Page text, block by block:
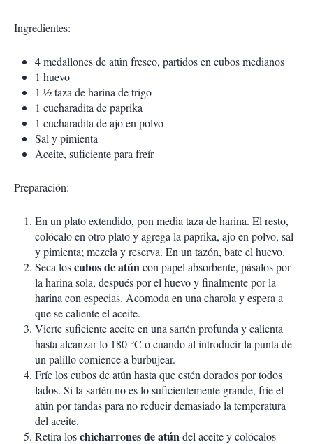
Ingredientes:
4 medallones de atún fresco, partidos en cubos medianos
1 huevo
1 ½ taza de harina de trigo
1 cucharadita de paprika
1 cucharadita de ajo en polvo
Sal y pimienta
Aceite, suficiente para freír
Preparación:
En un plato extendido, pon media taza de harina. El resto,
colócalo en otro plato y agrega la paprika, ajo en polvo, sal
y pimienta; mezcla y reserva. En un tazón, bate el huevo.
Seca loscubos de atúncon papel absorbente, pásalos por
la harina sola, después por el huevo y finalmente por la
harina con especias. Acomoda en una charola y espera a
que se caliente el aceite.
Vierte suficiente aceite en una sartén profunda y calienta
hasta alcanzar lo 180 °C o cuando al introducir la punta de
un palillo comience a burbujear.
Fríe los cubos de atún hasta que estén dorados por todos
lados. Si la sartén no es lo suficientemente grande, fríe el
atún por tandas para no reducir demasiado la temperatura
del aceite.
Retira loschicharrones de atúndel aceite y colócalos